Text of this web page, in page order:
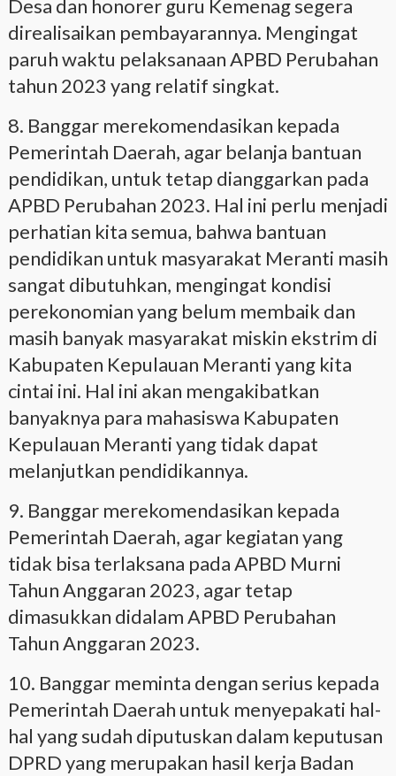
Desa dan honorer guru Kemenag segera
direalisaikan pembayarannya. Mengingat
paruh waktu pelaksanaan APBD Perubahan
tahun 2023 yang relatif singkat.
8. Banggar merekomendasikan kepada
Pemerintah Daerah, agar belanja bantuan
pendidikan, untuk tetap dianggarkan pada
APBD Perubahan 2023. Hal ini perlu menjadi
perhatian kita semua, bahwa bantuan
pendidikan untuk masyarakat Meranti masih
sangat dibutuhkan, mengingat kondisi
perekonomian yang belum membaik dan
masih banyak masyarakat miskin ekstrim di
Kabupaten Kepulauan Meranti yang kita
cintai ini. Hal ini akan mengakibatkan
banyaknya para mahasiswa Kabupaten
Kepulauan Meranti yang tidak dapat
melanjutkan pendidikannya.
9. Banggar merekomendasikan kepada
Pemerintah Daerah, agar kegiatan yang
tidak bisa terlaksana pada APBD Murni
Tahun Anggaran 2023, agar tetap
dimasukkan didalam APBD Perubahan
Tahun Anggaran 2023.
10. Banggar meminta dengan serius kepada
Pemerintah Daerah untuk menyepakati hal-
hal yang sudah diputuskan dalam keputusan
DPRD yang merupakan hasil kerja Badan